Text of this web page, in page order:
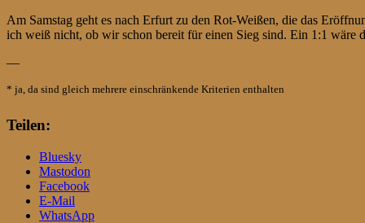
Am Samstag geht es nach Erfurt zu den Rot-Weißen, die das
ich weiß nicht, ob wir schon bereit für einen Sieg sind. Ein 1:1 wäre
—
* ja, da sind gleich mehrere einschränkende Kriterien enthalten
Teilen:
Bluesky
Mastodon
Facebook
E-Mail
WhatsApp